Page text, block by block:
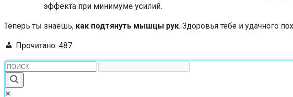
эффекта при минимуме усилий.
Теперь ты знаешь, как подтянуть мышцы рук. Здоровья тебе и удачного
Прочитано: 487